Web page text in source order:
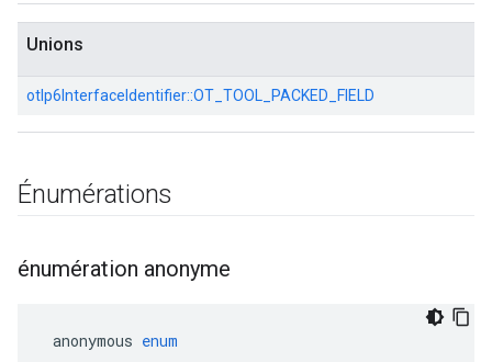
Unions
otIp6InterfaceIdentifier::OT_TOOL_PACKED_FIELD
Énumérations
énumération anonyme
anonymous enum